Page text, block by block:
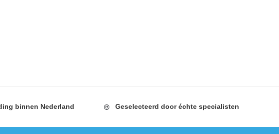
binnen Nederland Geselecteerd dooréchte specialisten